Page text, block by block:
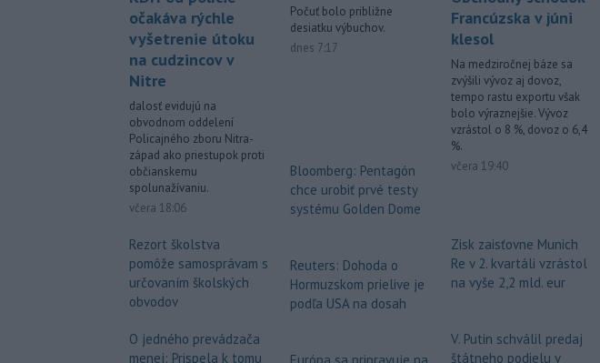
očakáva rýchle
vyšetrenie útoku
na cudzincov v
Nitre
dalosť evidujú na
obvodnom oddelení
Policajného zboru Nitra-
západ ako priestupok proti
občianskemu
spolunažívaniu.
včera 18:06
Rezort školstva
pomôže samosprávam s
určovaním školských
obvodov
O jedného prevádzača
menej: Prispela k tomu
Počuť bolo približne
desiatku výbuchov.
dnes 7:17
Bloomberg: Pentagón
chce urobiť prvé testy
systému Golden Dome
Reuters: Dohoda o
Hormuzskom prielive je
podľa USA na dosah
Francúzska v júni
klesol
Na medziročnej báze sa
zvýšili vývoz aj dovoz,
tempo rastu exportu však
bolo výraznejšie. Vývoz
vzrástol o 8 %, dovoz o 6,4
%.
včera 19:40
Zisk zaisťovne Munich
Re v 2. kvartáli vzrástol
na vyše 2,2 mld. eur
V. Putin schválil predaj
štátneho podielu v